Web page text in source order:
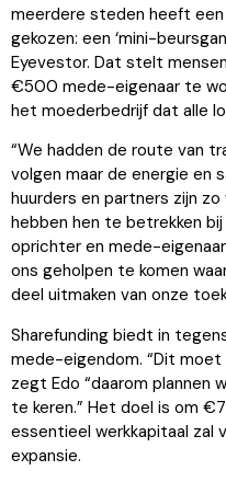
meerdere steden heeft een
gekozen: een ‘mini-
Eyevestor. Dat stelt
€500 mede-eigenaar te
het moederbedrijf dat alle
“We hadden de route van
volgen maar de energie en
huurders en partners zijn
hebben hen te betrekken
oprichter en mede-
ons geholpen te komen
deel uitmaken van onze
Sharefunding biedt in
mede-eigendom. “Dit moet
zegt Edo “daarom plannen
te keren.” Het doel is om
essentieel werkkapitaal zal
expansie.